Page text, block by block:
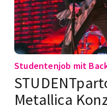
Studentenjob mit
Metallica